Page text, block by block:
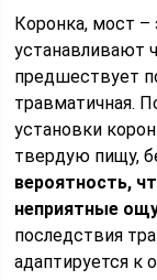
Коронка, мост –
устанавливают
предшествует
травматичная.
установки
твердую пищу,
вероятность,
неприятные
последствия
адаптируется к